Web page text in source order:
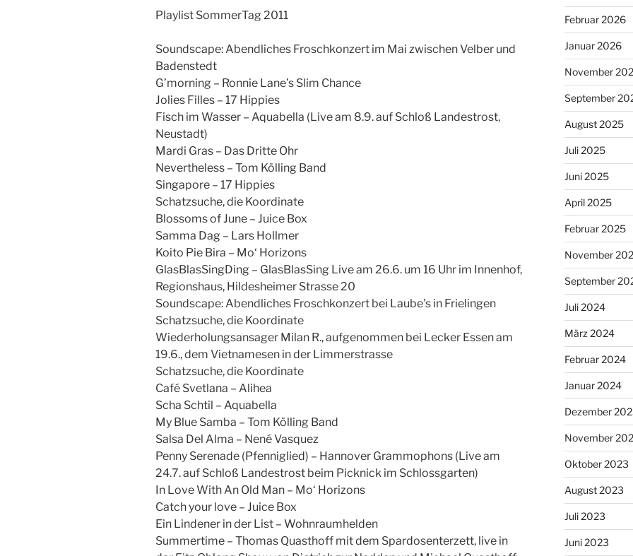
Playlist SommerTag 2011
Soundscape: Abendliches Froschkonzert im Mai zwischen Velber und
Badenstedt
G’morning – Ronnie Lane’s Slim Chance
Jolies Filles – 17 Hippies
Fisch im Wasser – Aquabella (Live am 8.9. auf Schloß Landestrost,
Neustadt)
Mardi Gras – Das Dritte Ohr
Nevertheless – Tom Kölling Band
Singapore – 17 Hippies
Schatzsuche, die Koordinate
Blossoms of June – Juice Box
Samma Dag – Lars Hollmer
Koito Pie Bira – Mo‘ Horizons
GlasBlasSingDing – GlasBlasSing Live am 26.6. um 16 Uhr im Innenhof,
Regionshaus, Hildesheimer Strasse 20
Soundscape: Abendliches Froschkonzert bei Laube’s in Frielingen
Schatzsuche, die Koordinate
Wiederholungsansager Milan R., aufgenommen bei Lecker Essen am
19.6., dem Vietnamesen in der Limmerstrasse
Schatzsuche, die Koordinate
Café Svetlana – Alihea
Scha Schtil – Aquabella
My Blue Samba – Tom Kölling Band
Salsa Del Alma – Nené Vasquez
Penny Serenade (Pfenniglied) – Hannover Grammophons (Live am
24.7. auf Schloß Landestrost beim Picknick im Schlossgarten)
In Love With An Old Man – Mo‘ Horizons
Catch your love – Juice Box
Ein Lindener in der List – Wohnraumhelden
Summertime – Thomas Quasthoff mit dem Spardosenterzett, live in
Februar 2026
Januar 2026
November
September
August 2025
Juli 2025
Juni 2025
April 2025
Februar 2025
November
September
Juli 2024
März 2024
Februar 2024
Januar 2024
Dezember
November
Oktober 2023
August 2023
Juli 2023
Juni 2023